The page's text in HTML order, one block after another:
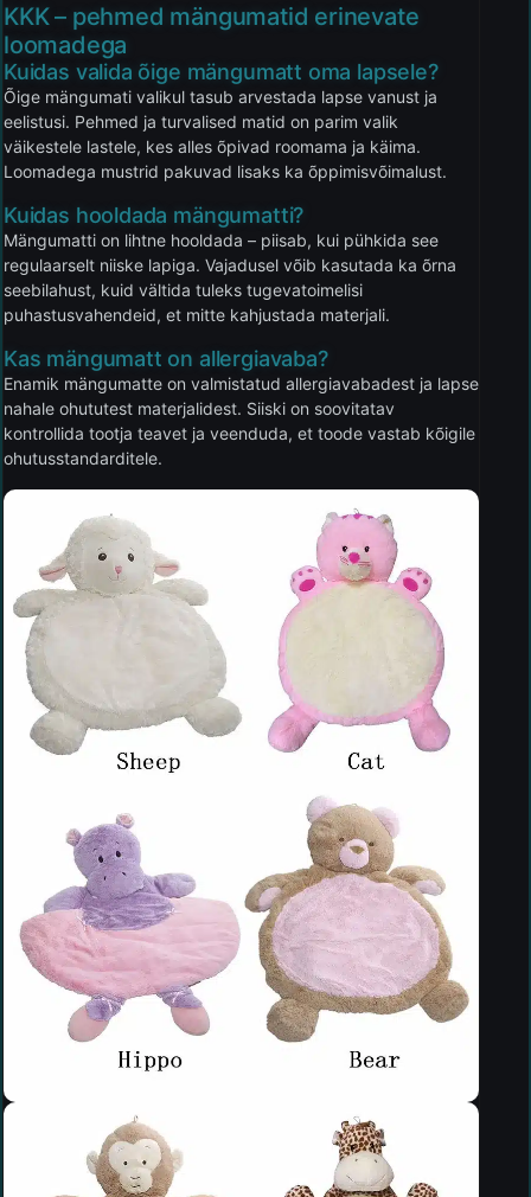
KKK – pehmed mängumatid erinevate
loomadega
Kuidas valida õige mängumatt oma lapsele?
Õige mängumati valikul tasub arvestada lapse vanust ja
eelistusi. Pehmed ja turvalised matid on parim valik
väikestele lastele, kes alles õpivad roomama ja käima.
Loomadega mustrid pakuvad lisaks ka õppimisvõimalust.
Kuidas hooldada mängumatti?
Mängumatti on lihtne hooldada – piisab, kui pühkida see
regulaarselt niiske lapiga. Vajadusel võib kasutada ka õrna
seebilahust, kuid vältida tuleks tugevatoimelisi
puhastusvahendeid, et mitte kahjustada materjali.
Kas mängumatt on allergiavaba?
Enamik mängumatte on valmistatud allergiavabadest ja lapse
nahale ohututest materjalidest. Siiski on soovitatav
kontrollida tootja teavet ja veenduda, et toode vastab kõigile
ohutusstandarditele.